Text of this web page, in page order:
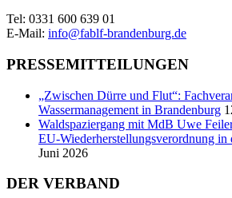
Tel: 0331 600 639 01
E-Mail: info@fablf-brandenburg.de
PRESSEMITTEILUNGEN
„Zwischen Dürre und Flut“:
Wassermanagement in Brandenburg
Waldspaziergang mit MdB Uwe
EU-Wiederherstellungsverordnung in
Juni 2026
DER VERBAND